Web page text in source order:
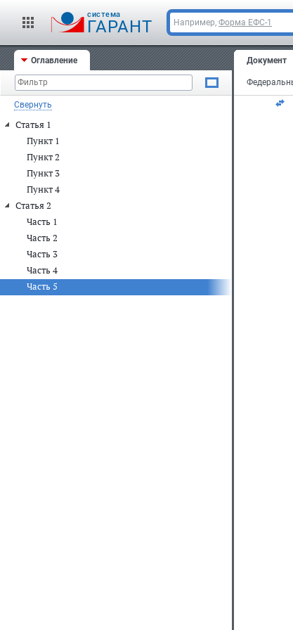
cистема
ГАРАНТ Например, Форма ЕФС-1
Оглавление
Свернуть
Статья 1
Пункт 1
Пункт 2
Пункт 3
Пункт 4
Статья 2
Часть 1
Часть 2
Часть 3
Часть 4
Часть 5
Документ